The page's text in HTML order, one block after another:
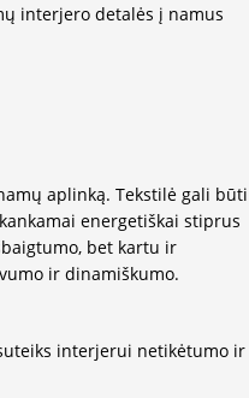
interjero detalės į namus
aplinką. Tekstilė gali būti
energetiškai stiprus
bet kartu ir
ir dinamiškumo.
interjerui netikėtumo ir